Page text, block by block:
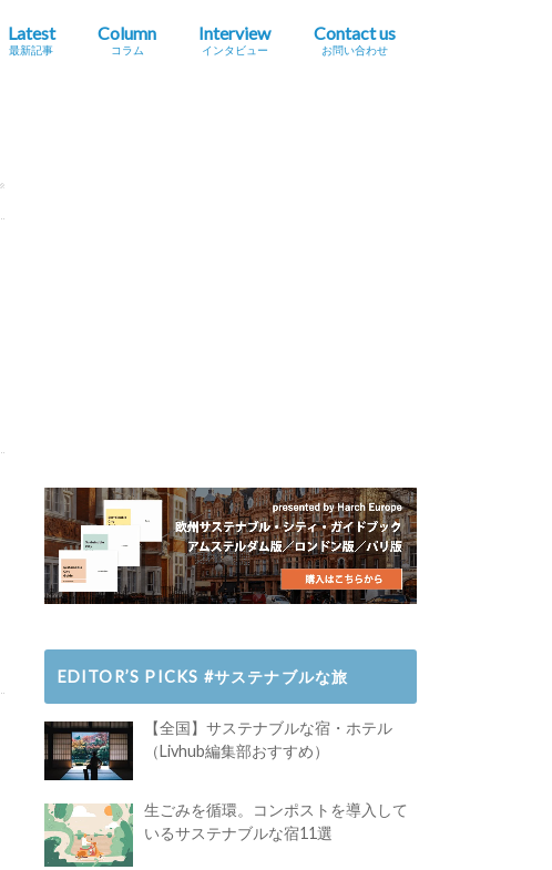
Latest
最新記事
Column
コラム
Interview
インタビュー
Contact us
お問い合わせ
EDITOR’S PICKS #サステナブルな旅
【全国】サステナブルな宿・ホテル
（Livhub編集部おすすめ）
生ごみを循環。コンポストを導入して
いるサステナブルな宿11選